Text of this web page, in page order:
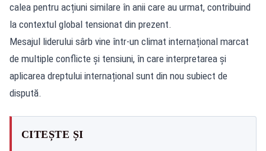
calea pentru acțiuni similare în anii care au urmat, contribuind
la contextul global tensionat din prezent.
Mesajul liderului sârb vine într-un climat internațional marcat
de multiple conflicte și tensiuni, în care interpretarea și
aplicarea dreptului internațional sunt din nou subiect de
dispută.
CITEȘTE ȘI